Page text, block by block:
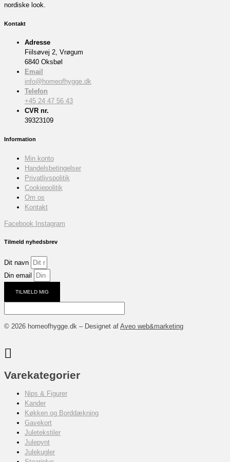
nordiske look.
Kontakt
Adresse
Fiilsøvej 2, Vrøgum
6840 Oksbøl
Email
info@homeofhygge.dk
Telefon
+45 24 47 56 43
CVR nr.
39323109
Information
Min konto
Handelsbetingelser
Privatlivspolitik
Cookiepolitik
Om os
Kontakt
Facebook Instagram
Tilmeld nyhedsbrev
Dit navn
Din email
TILMELD MIG
© 2026 homeofhygge.dk – Designet af Aveo web&marketing
Varekategorier
Nips & Figurer
Kander
Køkken og Borddækning
Gavekort
Juletekstiler
Julepynt
Julekugler